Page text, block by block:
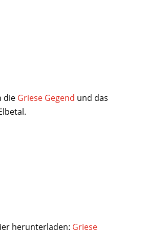
die Griese Gegend und das
herunterladen: Griese